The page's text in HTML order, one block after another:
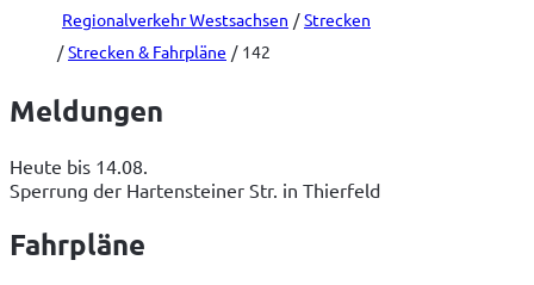
Regionalverkehr Westsachsen
Strecken
Strecken & Fahrpläne
142
Meldungen
Heute bis 14.08.
Sperrung der Hartensteiner Str. in Thierfeld
Fahrpläne